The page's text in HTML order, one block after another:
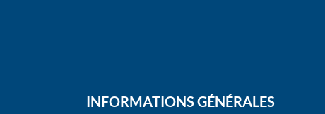
INFORMATIONS GÉNÉRALES